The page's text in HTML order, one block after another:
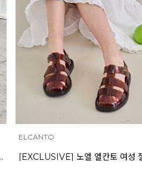
INTENSE